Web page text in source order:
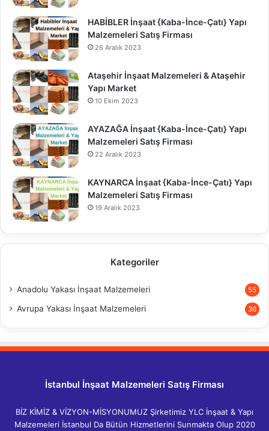
HABİBLER İnşaat {Kaba-İnce-Çatı} Yapı
Malzemeleri Satış Firması
26 Aralık 2023
Ataşehir İnşaat Malzemeleri & Ataşehir
Yapı Market
10 Ekim 2023
AYAZAĞA İnşaat {Kaba-İnce-Çatı} Yapı
Malzemeleri Satış Firması
22 Aralık 2023
KAYNARCA İnşaat {Kaba-İnce-Çatı} Yapı
Malzemeleri Satış Firması
19 Aralık 2023
Kategoriler
Anadolu Yakası İnşaat Malzemeleri 55
Avrupa Yakası İnşaat Malzemeleri 36
İstanbul İnşaat Malzemeleri Satış Firması
BİZ KİMİZ & VİZYON-MİSYONUMUZ Şirketimiz YLC İnşaat & Yapı
Malzemeleri İstanbul Da Bütün Hizmetlerini Sunmakta Olup 2020